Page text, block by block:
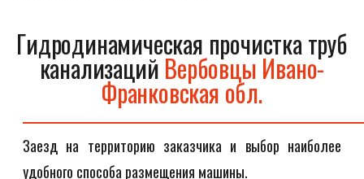
Гидродинамическая прочистка труб
канализаций Вербовцы Ивано-
Франковская обл.
Заезд на территорию заказчика и выбор наиболее
удобного способа размещения машины.